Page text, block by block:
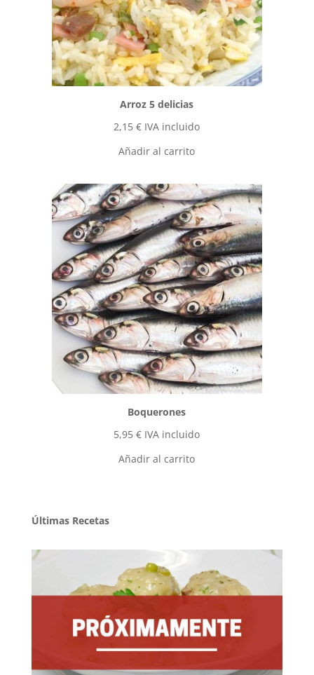
Arroz 5 delicias
2,15€ IVA incluido
Añadir al carrito
Boquerones
5,95€ IVA incluido
Añadir al carrito
Últimas Recetas